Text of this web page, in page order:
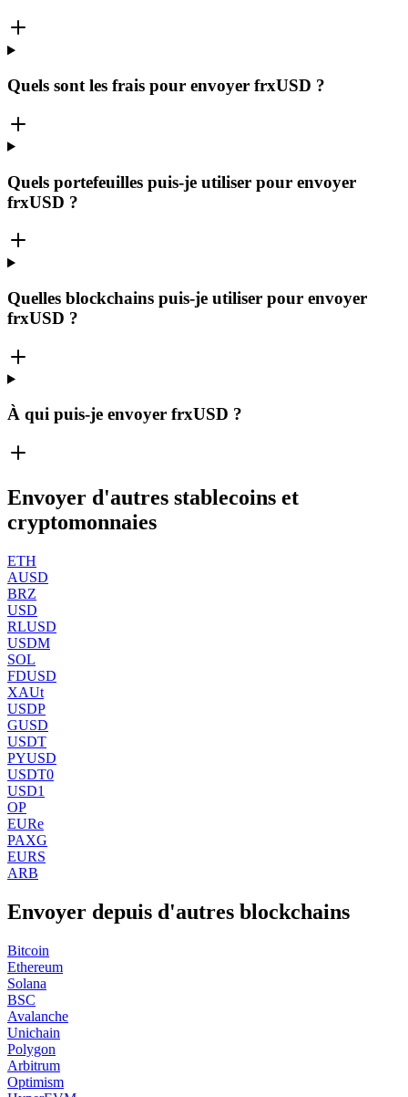
Quels sont les frais pour envoyer frxUSD ?
Quels portefeuilles puis-je utiliser pour envoyer
frxUSD ?
Quelles blockchains puis-je utiliser pour envoyer
frxUSD ?
À qui puis-je envoyer frxUSD ?
Envoyer d'autres stablecoins et
cryptomonnaies
ETH
AUSD
BRZ
USD
RLUSD
USDM
SOL
FDUSD
XAUt
USDP
GUSD
USDT
PYUSD
USDT0
USD1
OP
EURe
PAXG
EURS
ARB
Envoyer depuis d'autres blockchains
Bitcoin
Ethereum
Solana
BSC
Avalanche
Unichain
Polygon
Arbitrum
Optimism